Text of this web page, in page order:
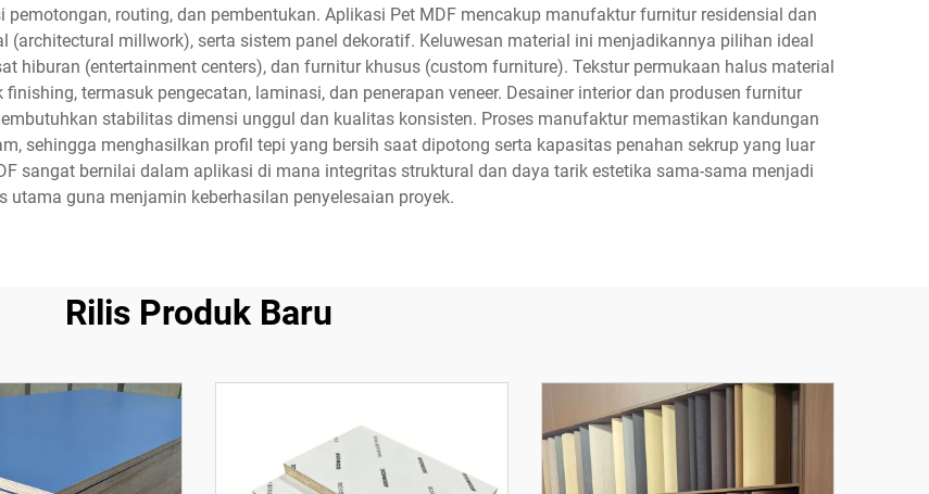
routing, dan pembentukan. Aplikasi Pet MDF mencakup manufaktur furnitur residensial dan
(architectural millwork), serta sistem panel dekoratif. Keluwesan material ini menjadikannya pilihan ideal
hiburan (entertainment centers), dan furnitur khusus (custom furniture). Tekstur permukaan halus material
termasuk pengecatan, laminasi, dan penerapan veneer. Desainer interior dan produsen furnitur
stabilitas dimensi unggul dan kualitas konsisten. Proses manufaktur memastikan kandungan
sehingga menghasilkan profil tepi yang bersih saat dipotong serta kapasitas penahan sekrup yang luar
sangat bernilai dalam aplikasi di mana integritas struktural dan daya tarik estetika sama-sama menjadi
utama guna menjamin keberhasilan penyelesaian proyek.
Rilis Produk Baru